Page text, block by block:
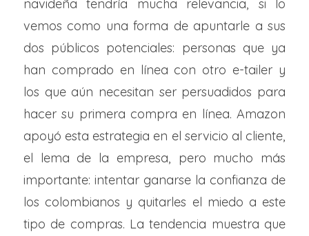
navideña tendría mucha relevancia, si lo
vemos como una forma de apuntarle a sus
dos públicos potenciales: personas que ya
han comprado en línea con otro e-tailer y
los que aún necesitan ser persuadidos para
hacer su primera compra en línea. Amazon
apoyó esta estrategia en el servicio al cliente,
el lema de la empresa, pero mucho más
importante: intentar ganarse la confianza de
los colombianos y quitarles el miedo a este
tipo de compras. La tendencia muestra que